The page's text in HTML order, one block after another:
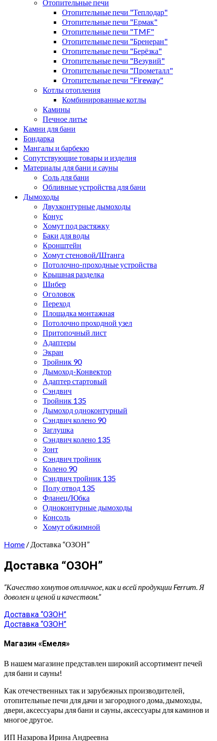
Отопительные печи
Отопительные печи "Теплодар"
Отопительные печи "Ермак"
Отопительные печи "TMF"
Отопительные печи "Бренеран"
Отопительные печи "Берёзка"
Отопительные печи "Везувий"
Отопительные печи "Прометалл"
Отопительные печи "Fireway"
Котлы отопления
Комбинированные котлы
Камины
Печное литье
Камни для бани
Бондарка
Мангалы и барбекю
Сопутствующие товары и изделия
Материалы для бани и сауны
Соль для бани
Обливные устройства для бани
Дымоходы
Двухконтурные дымоходы
Конус
Хомут под растяжку
Баки для воды
Кронштейн
Хомут стеновой/Штанга
Потолочно-проходные устройства
Крышная разделка
Шибер
Оголовок
Переход
Площадка монтажная
Потолочно проходной узел
Притопочный лист
Адаптеры
Экран
Тройник 90
Дымоход-Конвектор
Адаптер стартовый
Сэндвич
Тройник 135
Дымоход одноконтурный
Сэндвич колено 90
Заглушка
Сэндвич колено 135
Зонт
Сэндвич тройник
Колено 90
Сэндвич тройник 135
Полу отвод 135
Фланец/Юбка
Одноконтурные дымоходы
Консоль
Хомут обжимной
Home / Доставка “ОЗОН”
Доставка “ОЗОН”
“Качество хомутов отличное, как и всей продукции Ferrum. Я
доволен и ценой и качеством.”
Навигация
по
записям
Доставка “ОЗОН”
Доставка “ОЗОН”
Магазин «Емеля»
В нашем магазине представлен широкий ассортимент печей
для бани и сауны!
Как отечественных так и зарубежных производителей,
отопительные печи для дачи и загородного дома, дымоходы,
двери, аксессуары для бани и сауны, аксессуары для каминов и
многое другое.
ИП Назарова Ирина Андреевна⁠